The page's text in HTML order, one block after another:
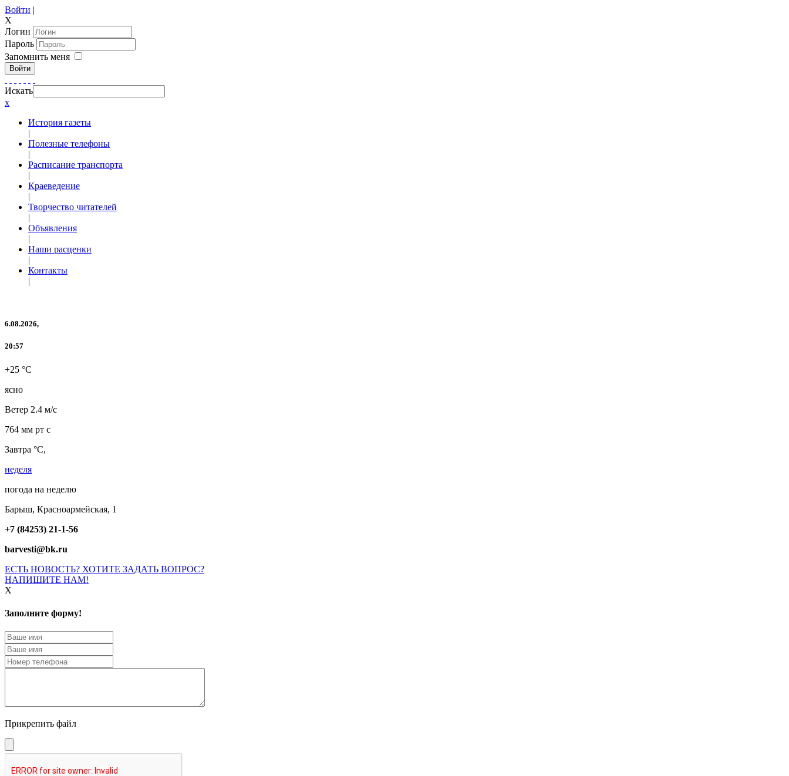
Войти |
X
Логин
Пароль
Запомнить меня
Войти
Искать
x
История газеты
|
Полезные телефоны
|
Расписание транспорта
|
Краеведение
|
Творчество читателей
|
Объявления
|
Наши расценки
|
Контакты
|
6.08.2026,
20:57
+25 °C
ясно
Ветер 2.4 м/с
764 мм рт с
Завтра °C,
неделя
погода на неделю
Барыш, Красноармейская, 1
+7 (84253) 21-1-56
barvesti@bk.ru
ЕСТЬ НОВОСТЬ? ХОТИТЕ ЗАДАТЬ ВОПРОС?
НАПИШИТЕ НАМ!
X
Заполните форму!
Прикрепить файл